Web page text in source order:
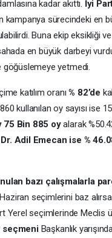
kadar akıttı. İyi
kampanya sürecindeki en
Buna ekip eksikliği
en büyük darbeyi
göğüslemeye yetmedi.
katılım oranı% 82’de
kullanılan oy sayısı ise
75 Bin 885 oyalarak
Dr. Adil Emecan ise %
bazı çalışmalarla
seçimlerini baz
Yerel seçimlerinde Meclis
seçmeni Başkanlık